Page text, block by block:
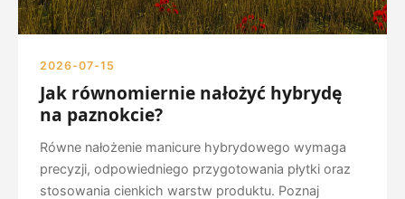
2026-07-15
Jak równomiernie nałożyć hybrydę
na paznokcie?
Równe nałożenie manicure hybrydowego wymaga
precyzji, odpowiedniego przygotowania płytki oraz
stosowania cienkich warstw produktu. Poznaj